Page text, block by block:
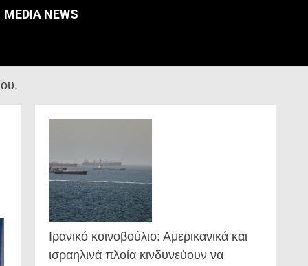
MEDIA NEWS
Ιρανικό κοινοβούλιο: Αμερικανικά και
ισραηλινά πλοία κινδυνεύουν να